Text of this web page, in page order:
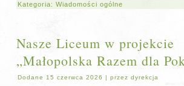
Kategoria:Wiadomości ogólne
Nasze Liceum w projekcie
„Małopolska Razem dla
Dodane 15 czerwca 2026 |przez dyrekcja